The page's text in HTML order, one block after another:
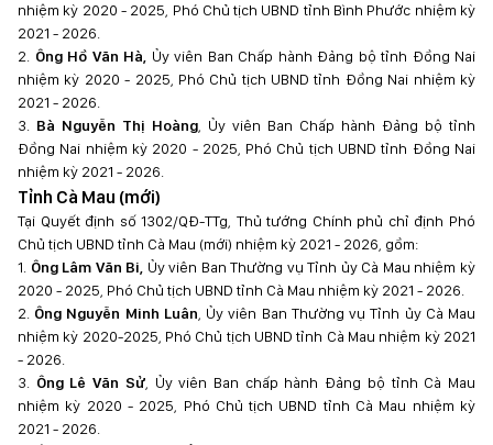
nhiệm kỳ 2020 - 2025, Phó Chủ tịch UBND tỉnh Bình Phước nhiệm kỳ
2021 - 2026.
2. Ông Hồ Văn Hà,
Ủy viên Ban Chấp hành Đảng bộ tỉnh Đồng Nai
nhiệm kỳ 2020 - 2025, Phó Chủ tịch UBND tỉnh Đồng Nai nhiệm kỳ
2021 - 2026.
3. Bà Nguyễn Thị Hoàng , Ủy viên Ban Chấp hành Đảng bộ tỉnh
Đồng Nai nhiệm kỳ 2020 - 2025, Phó Chủ tịch UBND tỉnh Đồng Nai
nhiệm kỳ 2021 - 2026.
Tỉnh Cà Mau (mới)
Tại Quyết định số 1302/QĐ-TTg, Thủ tướng Chính phủ chỉ định Phó
Chủ tịch UBND tỉnh Cà Mau (mới) nhiệm kỳ 2021 - 2026, gồm:
1. Ông Lâm Văn Bi, Ủy viên Ban Thường vụ Tỉnh ủy Cà Mau nhiệm kỳ
2020 - 2025, Phó Chủ tịch UBND tỉnh Cà Mau nhiệm kỳ 2021 - 2026.
2. Ông Nguyễn Minh Luân , Ủy viên Ban Thường vụ Tỉnh ủy Cà Mau
nhiệm kỳ 2020-2025, Phó Chủ tịch UBND tỉnh Cà Mau nhiệm kỳ 2021
- 2026.
3. Ông Lê Văn Sử, Ủy viên Ban chấp hành Đảng bộ tỉnh Cà Mau
nhiệm kỳ 2020 - 2025, Phó Chủ tịch UBND tỉnh Cà Mau nhiệm kỳ
2021 - 2026.